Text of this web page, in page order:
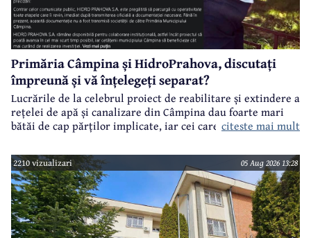
Primăria Câmpina și HidroPrahova, discutați
împreună și vă înțelegeți separat?
Lucrările de la celebrul proiect de reabilitare și extindere a
rețelei de apă și canalizare din Câmpina dau foarte mari
bătăi de cap părților implicate, iar cei care suferă sunt
Orizontului.
citeste mai mult
2210 vizualizari 05 Aug 2026 13:28